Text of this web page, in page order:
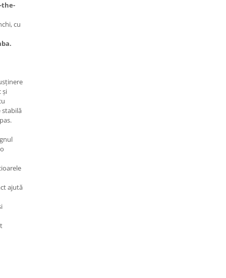
the-
cu
și
stabilă
ajută